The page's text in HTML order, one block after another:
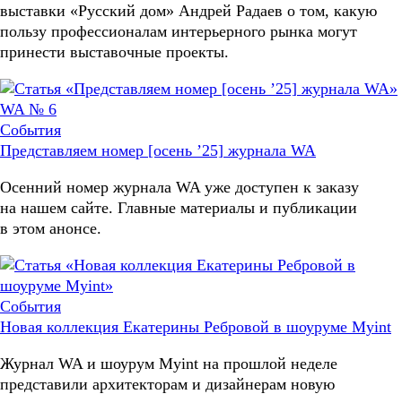
выставки «Русский дом» Андрей Радаев о том, какую
пользу профессионалам интерьерного рынка могут
принести выставочные проекты.
WA № 6
События
Представляем номер [осень ’25] журнала WA
Осенний номер журнала WA уже доступен к заказу
на нашем сайте. Главные материалы и публикации
в этом анонсе.
События
Новая коллекция Екатерины Ребровой в шоуруме Myint
Журнал WA и шоурум Myint на прошлой неделе
представили архитекторам и дизайнерам новую